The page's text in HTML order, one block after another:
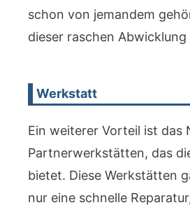
schon von jemandem
dieser raschen
Werkstatt
Ein weiterer Vorteil ist das
Partnerwerkstätten, das
bietet. Diese Werkstätten
nur eine schnelle